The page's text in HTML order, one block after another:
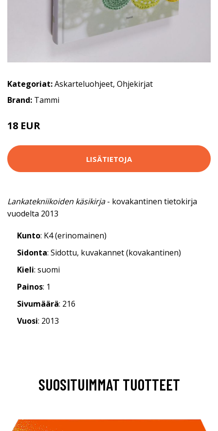
Kategoriat:Askarteluohjeet, Ohjekirjat
Brand: Tammi
18 EUR
LISÄTIETOJA
Lankatekniikoiden käsikirja- kovakantinen tietokirja
vuodelta 2013
Kunto: K4 (erinomainen)
Sidonta: Sidottu, kuvakannet (kovakantinen)
Kieli: suomi
Painos: 1
Sivumäärä: 216
Vuosi: 2013
SUOSITUIMMAT TUOTTEET